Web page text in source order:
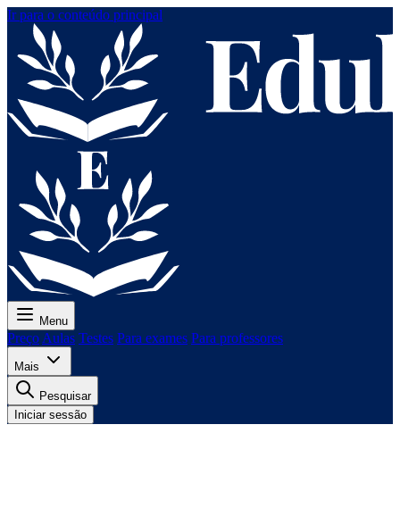
Ir para o conteúdo principal
Menu
Preço Aulas Testes Para exames Para professores
Mais
Pesquisar
Iniciar sessão